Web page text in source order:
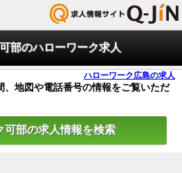
部のハローワーク求人
ハローワーク広島の求人
、地図や電話番号の情報をご覧いただ
可部の求人情報を検索